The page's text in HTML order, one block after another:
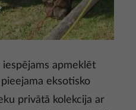
apmeklēt
eksotisko
privātā kolekcija ar